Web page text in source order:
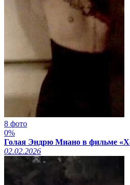
8 фото
0%
Голая Эндрю Миано в фильме
02.02.2026